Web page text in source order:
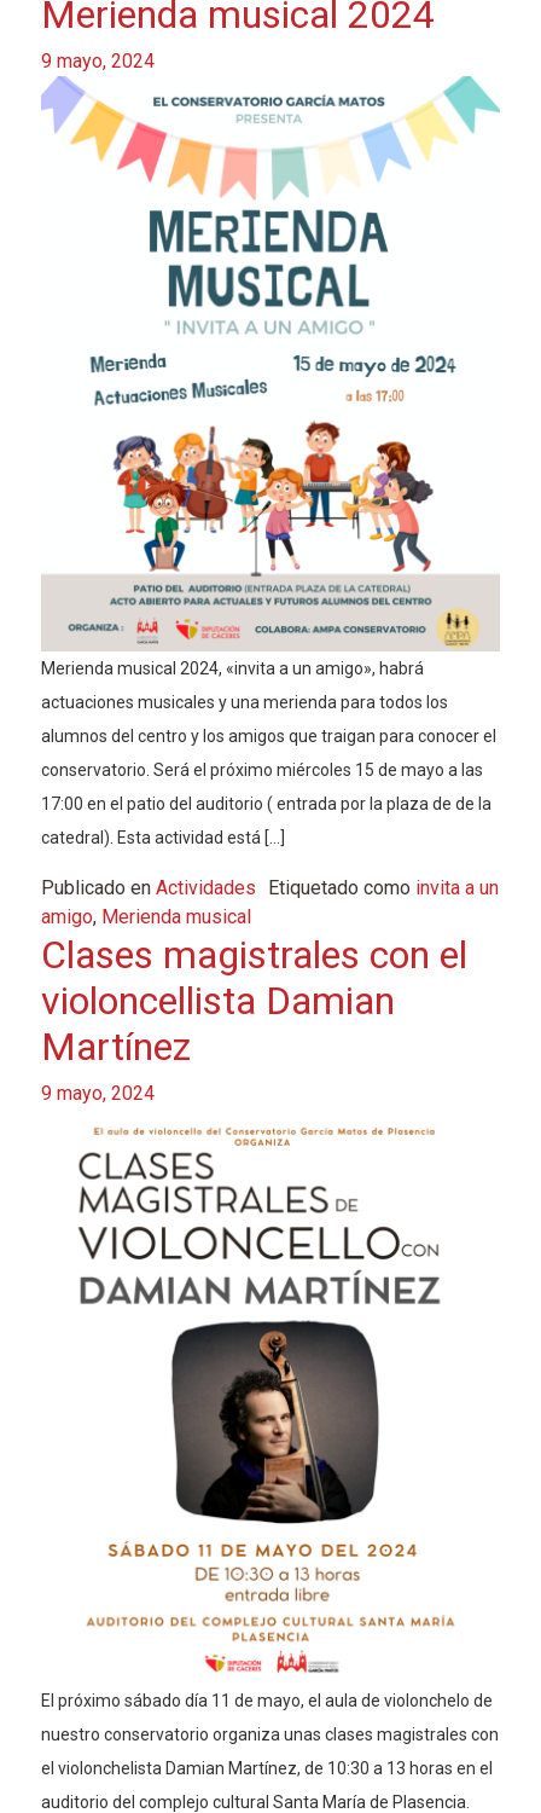
Merienda musical 2024
9 mayo, 2024
Merienda musical 2024, «invita a un amigo», habrá
actuaciones musicales y una merienda para todos los
alumnos del centro y los amigos que traigan para conocer el
conservatorio. Será el próximo miércoles 15 de mayo a las
17:00 en el patio del auditorio ( entrada por la plaza de de la
catedral). Esta actividad está […]
Publicado en Actividades Etiquetado como invita a un
amigo, Merienda musical
Clases magistrales con el
violoncellista Damian
Martínez
9 mayo, 2024
El próximo sábado día 11 de mayo, el aula de violonchelo de
nuestro conservatorio organiza unas clases magistrales con
el violonchelista Damian Martínez, de 10:30 a 13 horas en el
auditorio del complejo cultural Santa María de Plasencia.